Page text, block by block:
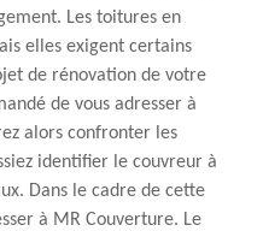
Les toitures en
elles exigent certains
de rénovation de votre
de vous adresser à
alors confronter les
identifier le couvreur à
Dans le cadre de cette
à MR Couverture. Le